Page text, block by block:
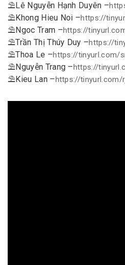
⛱Lê Nguyễn Hạnh Duyên –
⛱Khong Hieu Noi –https://
⛱Ngoc Tram –https://
⛱Trần Thị Thúy Duy –https://
⛱Thoa Le –https://tinyurl.com/
⛱Nguyễn Trang –https://
⛱Kieu Lan –https://tinyurl.com/